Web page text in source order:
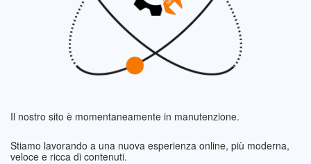
Il nostro sito è momentaneamente in manutenzione.
Stiamo lavorando a una nuova esperienza online, più moderna,
veloce e ricca di contenuti.